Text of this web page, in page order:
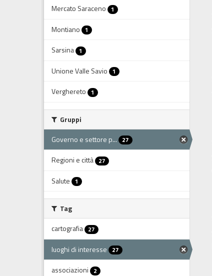
Mercato Saraceno 1
Montiano 1
Sarsina 1
Unione Valle Savio 1
Verghereto 1
Gruppi
Governo e settore p...
27
Regioni e città 27
Salute 1
Tag
cartografia 27
luoghi di interesse 27
associazioni 2